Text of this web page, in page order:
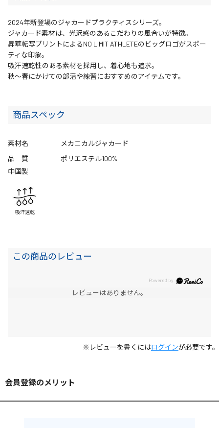
2024年新登場のジャカードプラクティスシリーズ。
ジャカード素材は、光沢感のあるこだわりの風合いが特徴。
昇華転写プリントによるNO LIMIT ATHLETEのビッグロゴがスポー
ティな印象。
吸汗速乾性のある素材を採用し、着心地も追求。
秋～春にかけての部活や練習におすすめのアイテムです。
商品スペック
素材名
メカニカルジャカード
品 質
ポリエステル100%
中国製
吸汗速乾
この商品のレビュー
レビューはありません。
※レビューを書くにはログインが必要です。
会員登録のメリット